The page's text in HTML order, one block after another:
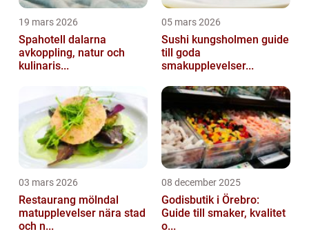
19 mars 2026
Spahotell dalarna
avkoppling, natur och
kulinaris...
05 mars 2026
Sushi kungsholmen guide
till goda
smakupplevelser...
03 mars 2026
Restaurang mölndal
matupplevelser nära stad
och n...
08 december 2025
Godisbutik i Örebro:
Guide till smaker, kvalitet
o...